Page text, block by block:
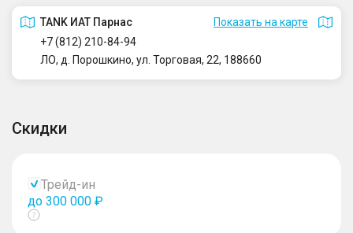
TANK ИАТ Парнас
Показать на карте
+7 (812) 210-84-94
ЛО, д. Порошкино, ул. Торговая, 22, 188660
Скидки
Трейд-ин
до 300 000 ₽
Показать